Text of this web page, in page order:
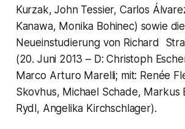
Kurzak, John Tessier, Carlos
Kanawa, Monika Bohinec) sowie
Neueinstudierung von Richard
(20. Juni 2013 – D: Christoph
Marco Arturo Marelli; mit: Renée
Skovhus, Michael Schade, Markus
Rydl, Angelika Kirchschlager).